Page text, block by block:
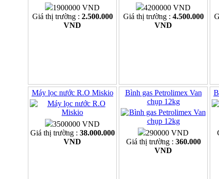
1900000 VND
Giá thị trường : 2.500.000
VND
4200000 VND
Giá thị trường : 4.500.000
VND
Máy lọc nước R.O Miskio
3500000 VND
Giá thị trường : 38.000.000
VND
Bình gas Petrolimex Van
chụp 12kg
290000 VND
Giá thị trường : 360.000
VND